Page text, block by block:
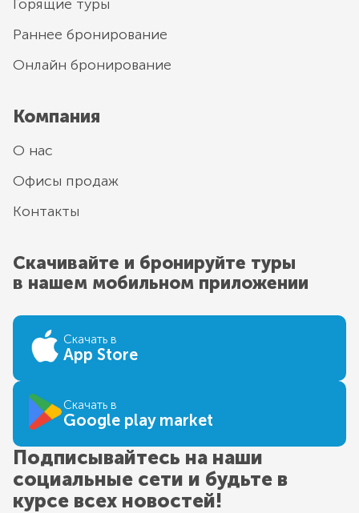
Горящие туры
Раннее бронирование
Онлайн бронирование
Компания
О нас
Офисы продаж
Контакты
Скачивайте и бронируйте туры
в нашем мобильном приложении
Скачать в
App Store
Скачать в
Google play market
Подписывайтесь на наши
социальные сети и будьте в
курсе всех новостей!